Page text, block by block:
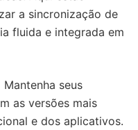
a sincronização de
fluida e integrada em
Mantenha seus
as versões mais
e dos aplicativos.